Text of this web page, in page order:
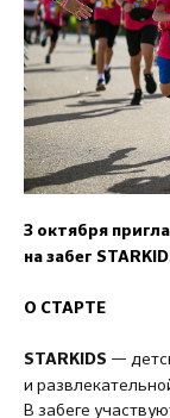
3 октября
на забег
О СТАРТЕ
STARKIDS —
и
В забеге